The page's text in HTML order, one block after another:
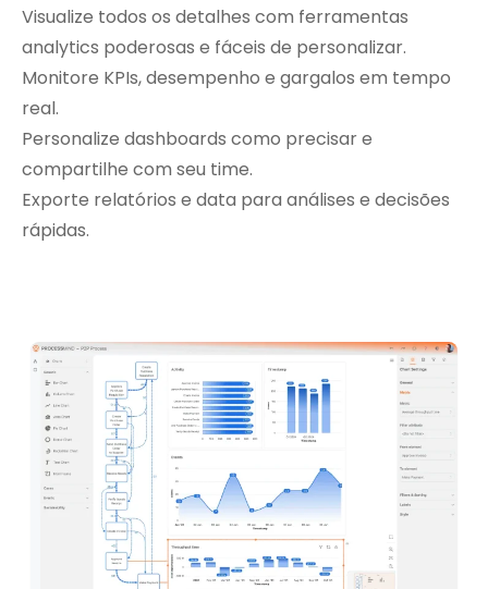
Visualize todos os detalhes com ferramentas
analytics poderosas e fáceis de personalizar.
Monitore KPIs, desempenho e gargalos em tempo
real.
Personalize dashboards como precisar e
compartilhe com seu time.
Exporte relatórios e data para análises e decisões
rápidas.